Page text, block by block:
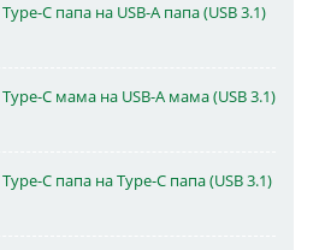
C папа на USB-A папа (USB 3.1)
C мама на USB-A мама (USB 3.1)
C папа на Type-C папа (USB 3.1)